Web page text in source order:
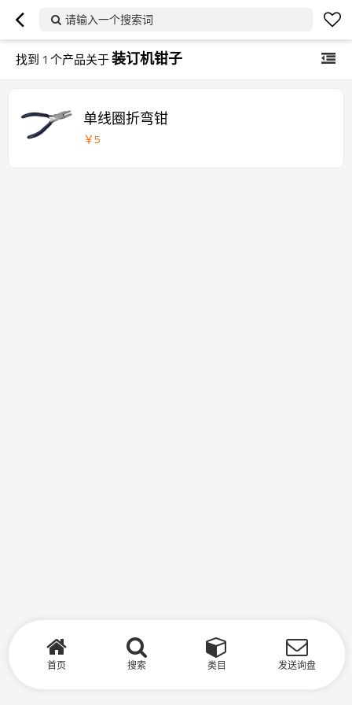
请输入一个搜索词
找到 1 个产品关于装订机钳子
单线圈折弯钳
￥5
首页 搜索 类目 发送询盘